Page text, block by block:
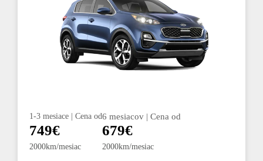
1-3 mesiace | Cena od
749€
2000km/mesiac
6 mesiacov | Cena od
679€
2000km/mesiac